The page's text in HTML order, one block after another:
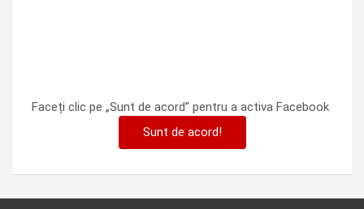
Faceți clic pe „Sunt de acord” pentru a activa Facebook
Sunt de acord!